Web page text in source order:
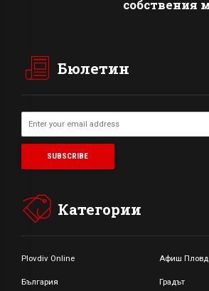
собствения
Бюлетин
Категории
Plovdiv Online Афиш
България Градът